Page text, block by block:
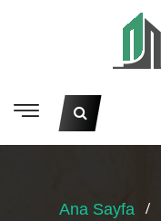
Ana Sayfa